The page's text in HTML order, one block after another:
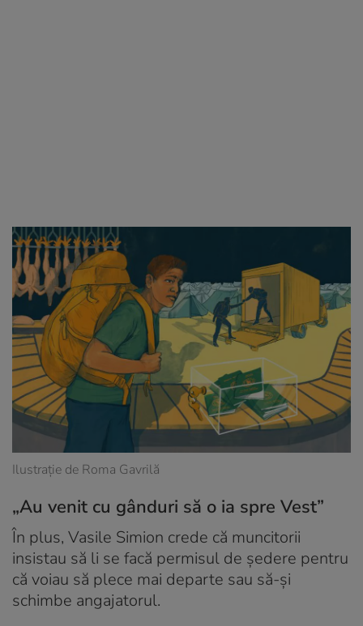
Ilustrație de Roma Gavrilă
„Au venit cu gânduri să o ia spre Vest”
În plus, Vasile Simion crede că muncitorii
insistau să li se facă permisul de ședere pentru
că voiau să plece mai departe sau să-și
schimbe angajatorul.